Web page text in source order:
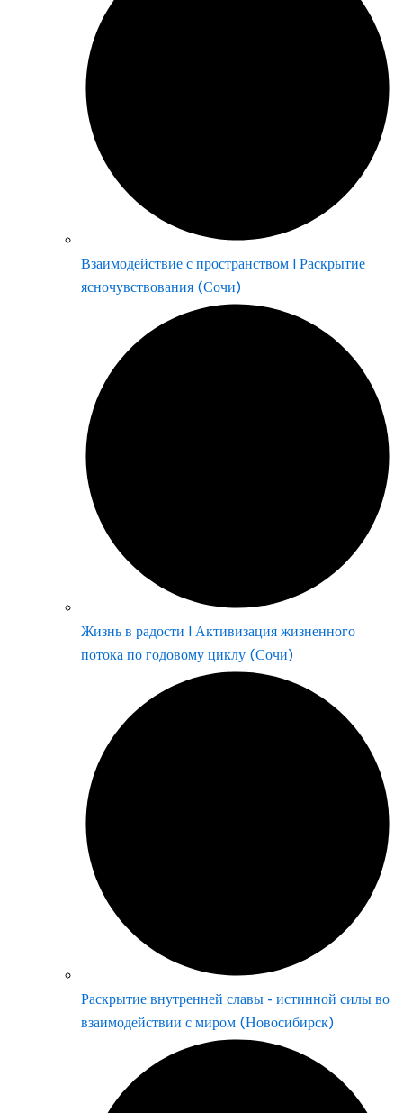
Взаимодействие с пространством | Раскрытие
ясночувствования (Сочи)
Жизнь в радости | Активизация жизненного
потока по годовому циклу (Сочи)
Раскрытие внутренней славы - истинной силы во
взаимодействии с миром (Новосибирск)